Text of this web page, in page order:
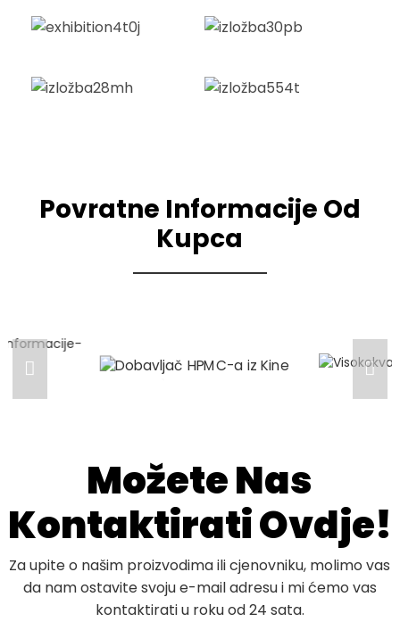
Povratne Informacije Od
Kupca
Možete Nas
Kontaktirati Ovdje!
Za upite o našim proizvodima ili cjenovniku, molimo vas
da nam ostavite svoju e-mail adresu i mi ćemo vas
kontaktirati u roku od 24 sata.